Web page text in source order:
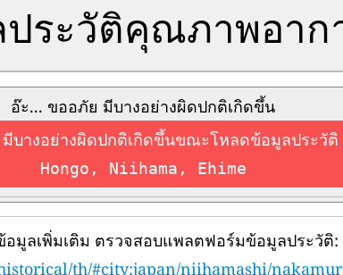
ระวัติคุณภาพอาก
อ๊ะ... ขออภัย มีบางอย่างผิดปกติเกิดขึ้น
บางอย่างผิดปกติเกิดขึ้นขณะโหลดข้อมูลประวัติ
Hongo, Niihama, Ehime
อมูลเพิ่มเติม ตรวจสอบแพลตฟอร์มข้อมูลประวัติ:
th/#city:japan/niihamashi/